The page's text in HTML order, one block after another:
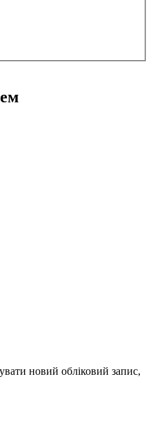
новий обліковий запис,